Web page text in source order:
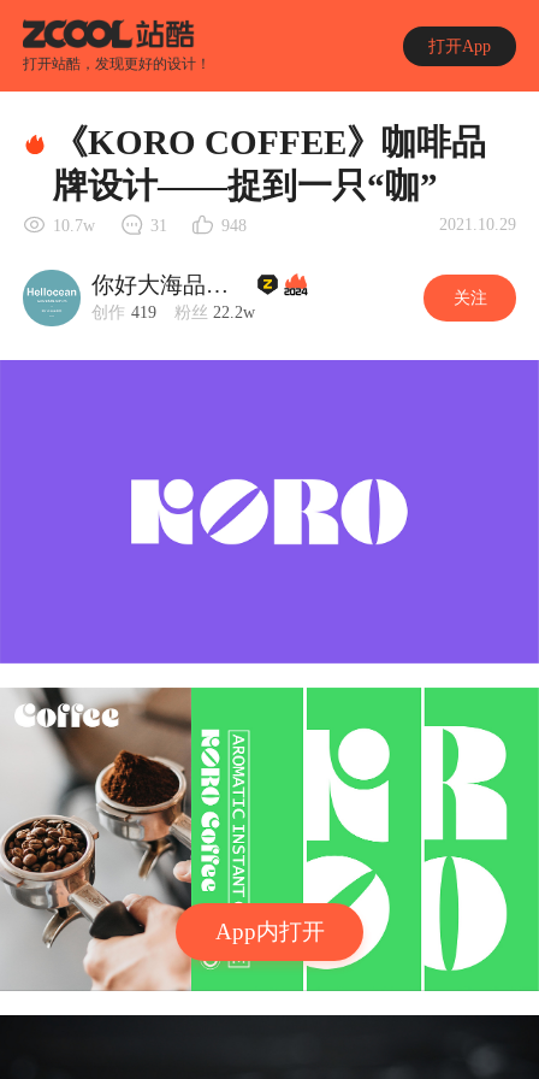
打开站酷，发现更好的设计！
打开App
App内打开
《KORO COFFEE》咖啡品
牌设计——捉到一只“咖”
10.7w 31 948 2021.10.29
你好大海品牌设计
创作 419 粉丝 22.2w
关注